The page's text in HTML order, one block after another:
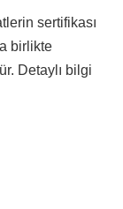
sertifikası
birlikte
Detaylı bilgi